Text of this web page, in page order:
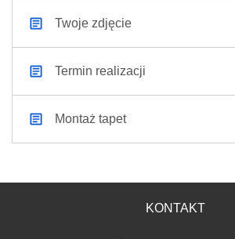
Twoje zdjęcie
Termin realizacji
Montaż tapet
KONTAKT